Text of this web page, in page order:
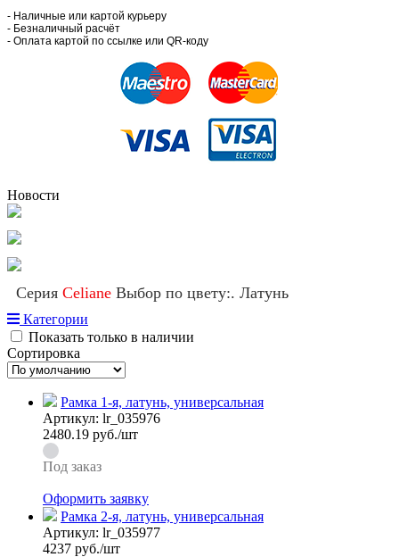
- Наличные или картой курьеру
- Безналичный расчёт
- Оплата картой по ссылке или QR-коду
Новости
Серия Celiane Выбор по цвету:. Латунь
Категории
Показать только в наличии
Сортировка
Рамка 1-я, латунь, универсальная
Артикул: lr_035976
2480.19 руб./шт
Под заказ
Оформить заявку
Рамка 2-я, латунь, универсальная
Артикул: lr_035977
4237 руб./шт